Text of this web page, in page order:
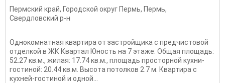
Пермский край, Городской округ Пермь, Пермь,
Свердловский р-н
Однокомнатная квартира от застройщика с предчистовой
отделкой в ЖК Квартал Юность на 7 этаже. Общая площадь:
52.27 кв.м., жилая: 17.74 кв.м., площадь просторной кухни-
гостиной: 20.44 кв.м. Высота потолков 2.7 м. Квартира с
кухней-гостиной и одной...